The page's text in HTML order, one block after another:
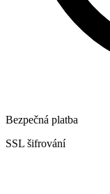
Bezpečná platba
SSL šifrování